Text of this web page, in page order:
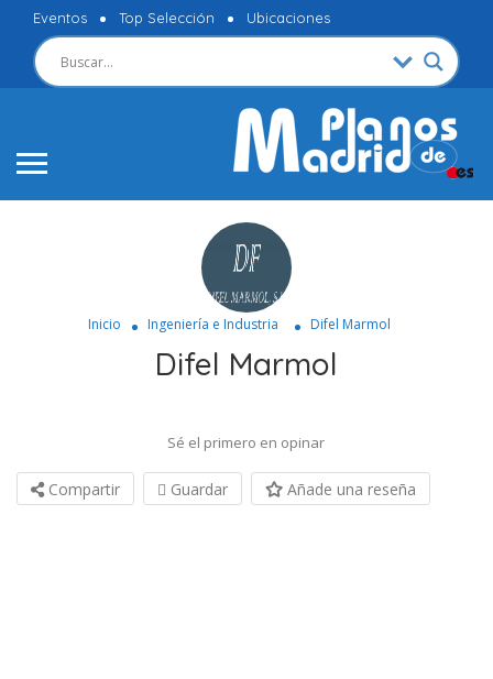
Eventos Top Selección Ubicaciones
Inicio Ingeniería e Industria Difel Marmol
Difel Marmol
Sé el primero en opinar
Compartir Guardar Añade una reseña